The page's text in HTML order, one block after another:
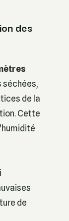
des
séchées,
de la
Cette
de